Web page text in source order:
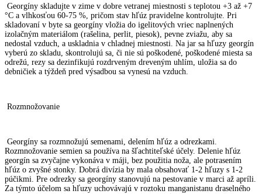
Georgíny skladujte v zime v dobre vetranej miestnosti s teplotou +3 až +7
°C a vlhkosťou 60-75 %, pričom stav hľúz pravidelne kontrolujte. Pri
skladovaní v byte sa georgíny vložia do igelitových vriec naplnených
izolačným materiálom (rašelina, perlit, piesok), pevne zviažu, aby sa
nedostal vzduch, a uskladnia v chladnej miestnosti. Na jar sa hľuzy georgín
vyberú zo skladu, skontrolujú sa, či nie sú poškodené, poškodené miesta sa
odrežú, rezy sa dezinfikujú rozdrveným dreveným uhlím, uložia sa do
debničiek a týždeň pred výsadbou sa vynesú na vzduch.
Rozmnožovanie
Georgíny sa rozmnožujú semenami, delením hľúz a odrezkami.
Rozmnožovanie semien sa používa na šľachtiteľské účely. Delenie hľúz
georgín sa zvyčajne vykonáva v máji, bez použitia noža, ale potrasením
hľúz o zvyšné stonky. Dobrá divízia by mala obsahovať 1-2 hľuzy s 1-2
púčikmi. Pre odrezky sa georgíny stanovujú na pestovanie v marci až apríli.
Za týmto účelom sa hľuzy uchovávajú v roztoku manganistanu draselného